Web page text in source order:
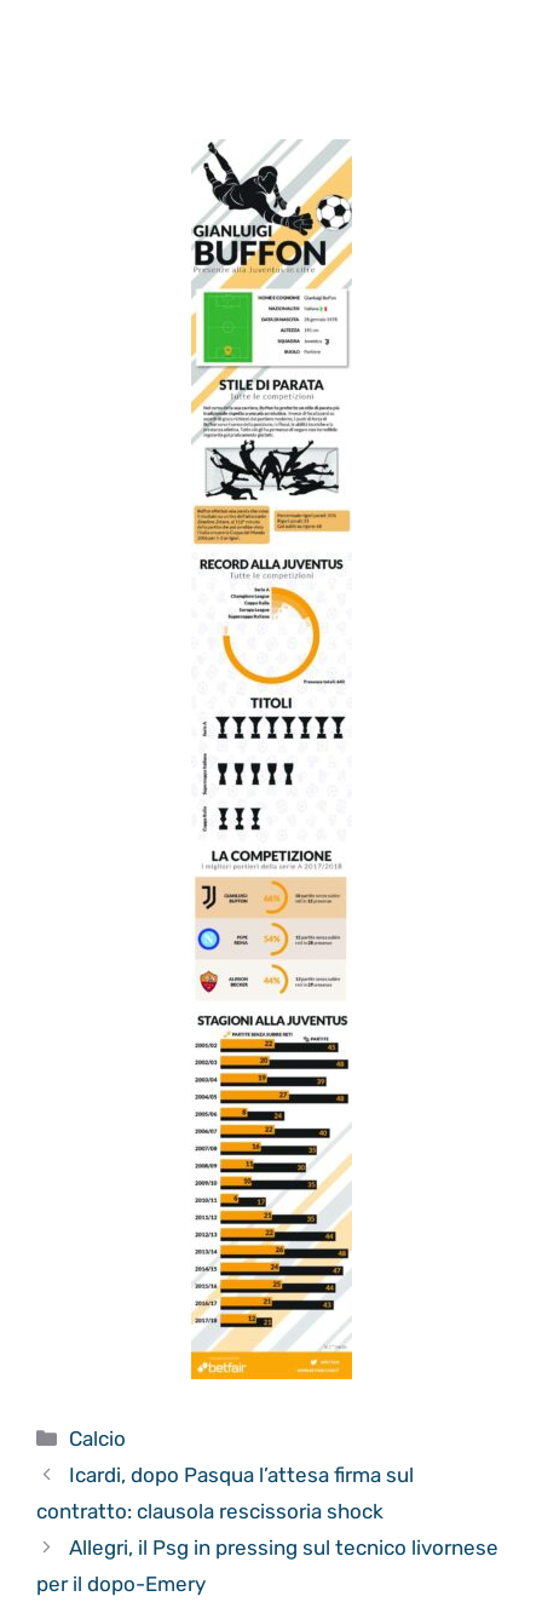
Categorie
Calcio
Icardi, dopo Pasqua l’attesa firma sul
contratto: clausola rescissoria shock
Allegri, il Psg in pressing sul tecnico livornese
per il dopo-Emery